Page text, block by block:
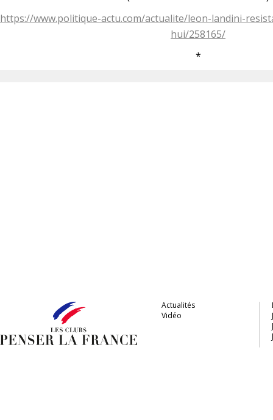
https://www.politique-actu.com/actualite/leon-landini-
hui/258165/
*
Actualités
Vidéo